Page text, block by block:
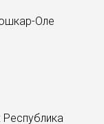
Оле
Республика